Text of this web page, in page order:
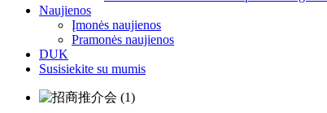
Naujienos
Įmonės naujienos
Pramonės naujienos
DUK
Susisiekite su mumis